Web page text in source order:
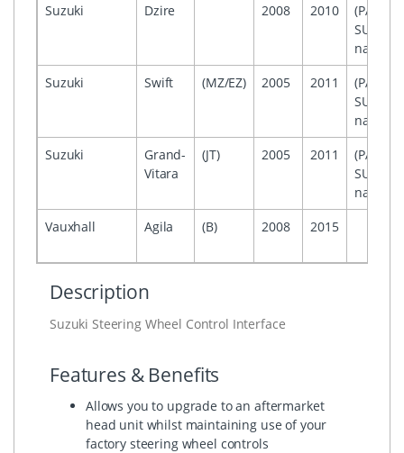
Suzuki
Dzire 2008 2010
Suzuki
Swift (MZ/EZ) 2005 2011
Suzuki
Grand-
Vitara
(JT) 2005 2011
Vauxhall
Agila (B) 2008 2015
Description
Suzuki Steering Wheel Control Interface
Features & Benefits
Allows you to upgrade to an aftermarket
head unit whilst maintaining use of your
factory steering wheel controls